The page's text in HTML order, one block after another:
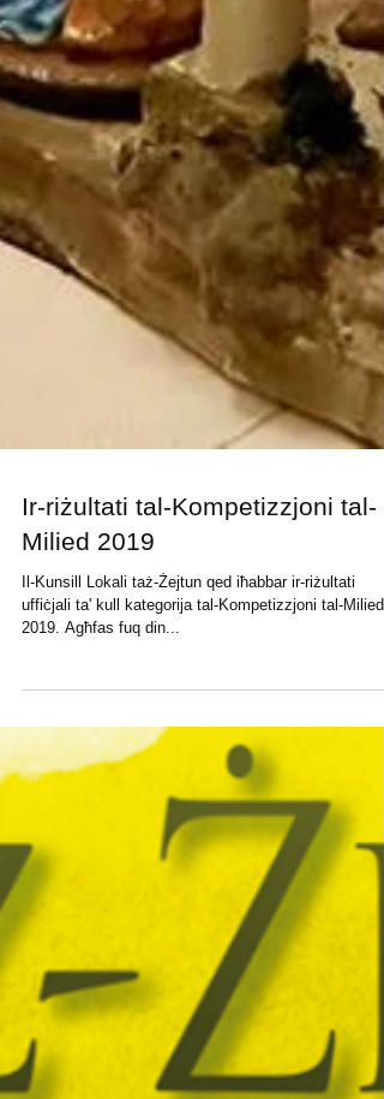
Ir-riżultati tal-Kompetizzjoni tal-
Milied 2019
Il-Kunsill Lokali taż-Żejtun qed iħabbar ir-riżultati
uffiċjali ta' kull kategorija tal-Kompetizzjoni tal-Milied
2019. Agħfas fuq din...